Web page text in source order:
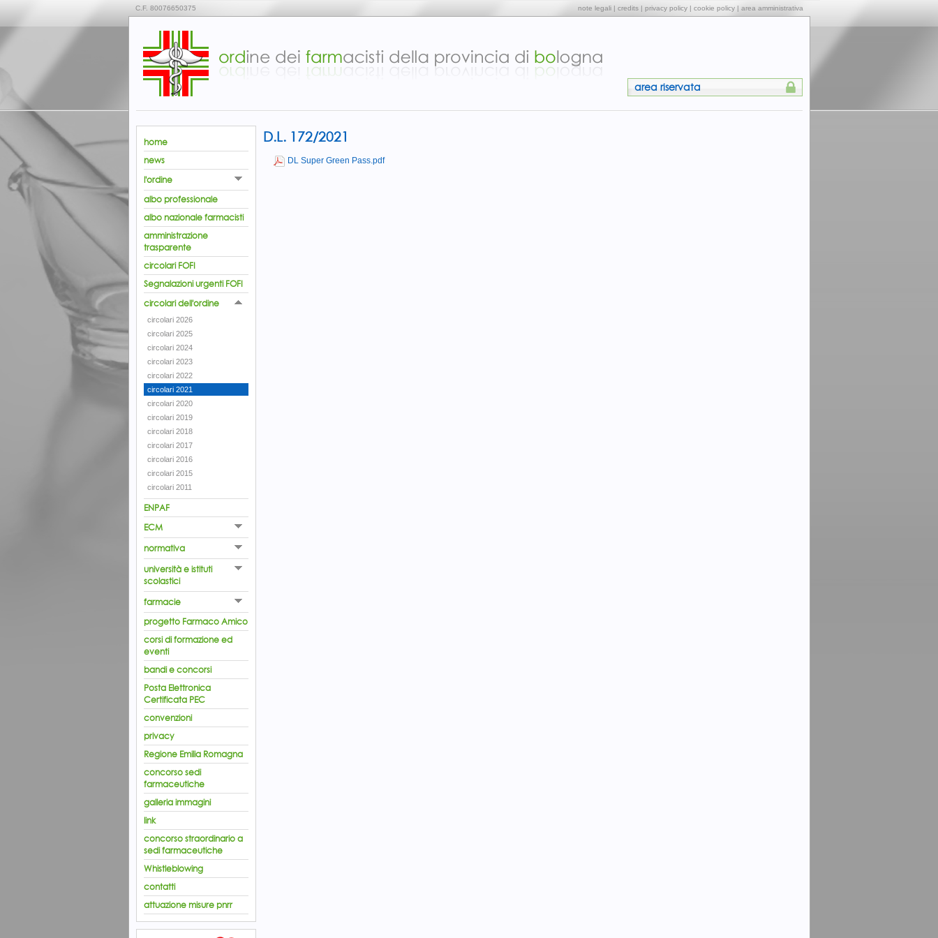
C.F. 80076650375 note legali | credits | privacy policy | cookie policy | area amministrativa
area riservata
home
news
l'ordine
albo professionale
albo nazionale farmacisti
amministrazione
trasparente
circolari FOFI
Segnalazioni urgenti FOFI
circolari dell'ordine
circolari 2026
circolari 2025
circolari 2024
circolari 2023
circolari 2022
circolari 2021
circolari 2020
circolari 2019
circolari 2018
circolari 2017
circolari 2016
circolari 2015
circolari 2011
ENPAF
ECM
normativa
università e istituti
scolastici
farmacie
progetto Farmaco Amico
corsi di formazione ed
eventi
bandi e concorsi
Posta Elettronica
Certificata PEC
convenzioni
privacy
Regione Emilia Romagna
concorso sedi
farmaceutiche
galleria immagini
link
concorso straordinario a
sedi farmaceutiche
Whistleblowing
contatti
attuazione misure pnrr
D.L. 172/2021
DL Super Green Pass.pdf